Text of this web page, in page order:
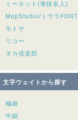
ミーネット(筆技名人)
MopStudio/ミウラFONT
モトヤ
リコー
タカ倶楽部
文字ウェイトから探す
極細
中細